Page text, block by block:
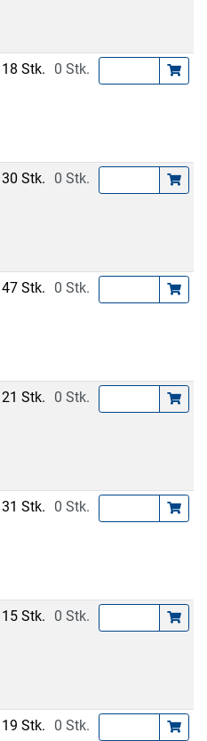
18 Stk. 0 Stk.
30 Stk. 0 Stk.
47 Stk. 0 Stk.
21 Stk. 0 Stk.
31 Stk. 0 Stk.
15 Stk. 0 Stk.
19 Stk. 0 Stk.